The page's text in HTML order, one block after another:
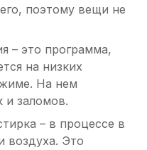
поэтому вещи не
– это программа,
на низких
На нем
и заломов.
– в процессе в
воздуха. Это